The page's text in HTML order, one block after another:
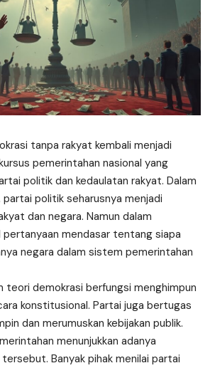
tanpa rakyat kembali menjadi
pemerintahan nasional yang
politik dan kedaulatan rakyat. Dalam
politik seharusnya menjadi
dan negara. Namun dalam
pertanyaan mendasar tentang siapa
negara dalam sistem pemerintahan
teori demokrasi berfungsi menghimpun
konstitusional. Partai juga bertugas
dan merumuskan kebijakan publik.
menunjukkan adanya
Banyak pihak menilai partai